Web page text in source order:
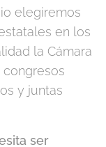
elegiremos
en los
la Cámara
congresos
y juntas
ser